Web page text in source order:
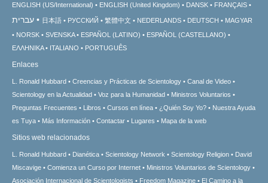
ENGLISH (US/International) ENGLISH (United Kingdom) DANSK FRANÇAIS
עברית 日本語 РУССКИЙ 繁體中文 NEDERLANDS DEUTSCH
MAGYAR
NORSK
SVENSKA ESPAÑOL (LATINO)
ESPAÑOL (CASTELLANO)
ΕΛΛΗΝΙΚA
ITALIANO PORTUGUÊS
Enlaces
L. Ronald Hubbard Creencias y Prácticas de Scientology
Canal de Video
Scientology en la Actualidad
Voz para la Humanidad
Ministros Voluntarios
Preguntas Frecuentes
Libros Cursos en línea ¿Quién Soy Yo?
Nuestra Ayuda
es Tuya
Más Información Contactar Lugares Mapa de la web
Sitios web relacionados
L. Ronald Hubbard Dianética Scientology Network Scientology Religion
David
Miscavige
Comienza un Curso por Internet
Ministros Voluntarios de Scientology
Asociación Internacional de Scientologists
Freedom Magazine El Camino a la